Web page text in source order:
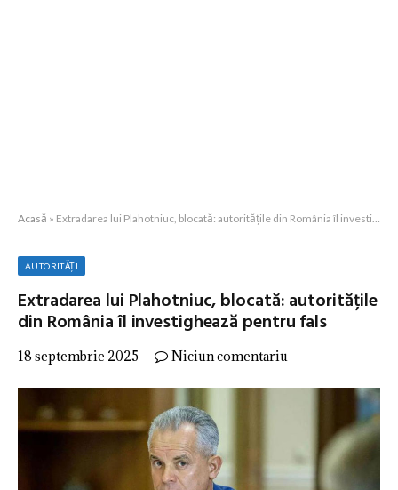
Acasă » Extradarea lui Plahotniuc, blocată: autoritățile din România îl investighează pentru fals
AUTORITĂȚI
Extradarea lui Plahotniuc, blocată: autoritățile
din România îl investighează pentru fals
18 septembrie 2025 Niciun comentariu